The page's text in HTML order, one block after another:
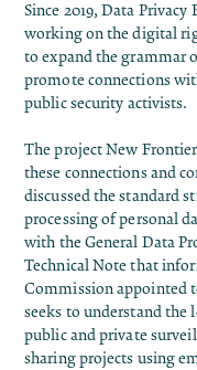
Since 2019, Data Privacy
working on the digital
to expand the grammar
promote connections
public security activists.
The project New
these connections and
discussed the standard
processing of personal
with the General Data
Technical Note that
Commission appointed
seeks to understand the
public and private
sharing projects using